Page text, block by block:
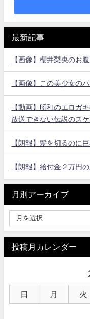
最新記事
【画像】櫻井梨央のお
【画像】この美少女の
【動画】昭和のエロガ
放送できない伝説のス
【朗報】髪を切るのに
【朗報】給付金２万円
月別アーカイブ
投稿月カレンダー
日 月 火